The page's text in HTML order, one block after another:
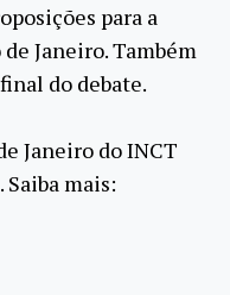
para a
Janeiro. Também
do debate.
Janeiro do INCT
mais: